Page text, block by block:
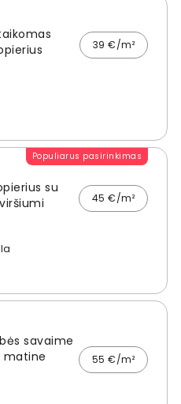
39 €/m²
Populiarus pasirinkimas
su
45 €/m²
savaime
matine
55 €/m²